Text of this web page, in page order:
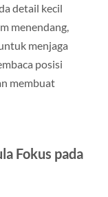
detail kecil
menendang,
menjaga
posisi
membuat
Fokus pada